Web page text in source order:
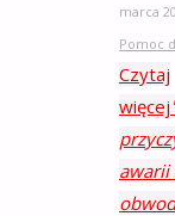
marca
Pomoc
Czytaj
więcej
awarii